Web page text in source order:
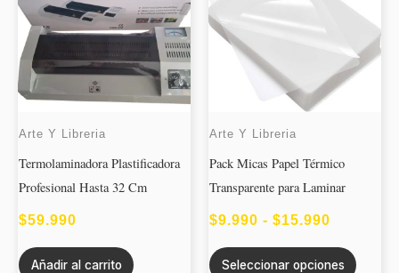
Arte Y Libreria
Termolaminadora Plastificadora
Profesional Hasta 32 Cm
$59.990
Añadir al carrito
Arte Y Libreria
Pack Micas Papel Térmico
Transparente para Laminar
$9.990 - $15.990
DESDE
$9.990
HASTA
Seleccionar opciones
Las
de